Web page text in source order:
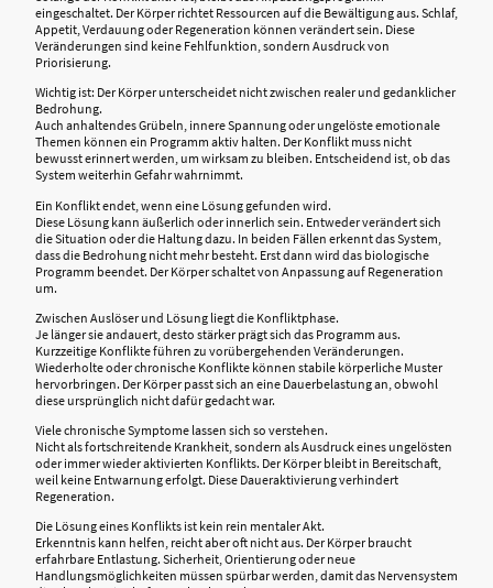
eingeschaltet. Der Körper richtet Ressourcen auf die Bewältigung aus. Schlaf,
Appetit, Verdauung oder Regeneration können verändert sein. Diese
Veränderungen sind keine Fehlfunktion, sondern Ausdruck von
Priorisierung.
Wichtig ist: Der Körper unterscheidet nicht zwischen realer und gedanklicher
Bedrohung.
Auch anhaltendes Grübeln, innere Spannung oder ungelöste emotionale
Themen können ein Programm aktiv halten. Der Konflikt muss nicht
bewusst erinnert werden, um wirksam zu bleiben. Entscheidend ist, ob das
System weiterhin Gefahr wahrnimmt.
Ein Konflikt endet, wenn eine Lösung gefunden wird.
Diese Lösung kann äußerlich oder innerlich sein. Entweder verändert sich
die Situation oder die Haltung dazu. In beiden Fällen erkennt das System,
dass die Bedrohung nicht mehr besteht. Erst dann wird das biologische
Programm beendet. Der Körper schaltet von Anpassung auf Regeneration
um.
Zwischen Auslöser und Lösung liegt die Konfliktphase.
Je länger sie andauert, desto stärker prägt sich das Programm aus.
Kurzzeitige Konflikte führen zu vorübergehenden Veränderungen.
Wiederholte oder chronische Konflikte können stabile körperliche Muster
hervorbringen. Der Körper passt sich an eine Dauerbelastung an, obwohl
diese ursprünglich nicht dafür gedacht war.
Viele chronische Symptome lassen sich so verstehen.
Nicht als fortschreitende Krankheit, sondern als Ausdruck eines ungelösten
oder immer wieder aktivierten Konflikts. Der Körper bleibt in Bereitschaft,
weil keine Entwarnung erfolgt. Diese Daueraktivierung verhindert
Regeneration.
Die Lösung eines Konflikts ist kein rein mentaler Akt.
Erkenntnis kann helfen, reicht aber oft nicht aus. Der Körper braucht
erfahrbare Entlastung. Sicherheit, Orientierung oder neue
Handlungsmöglichkeiten müssen spürbar werden, damit das Nervensystem